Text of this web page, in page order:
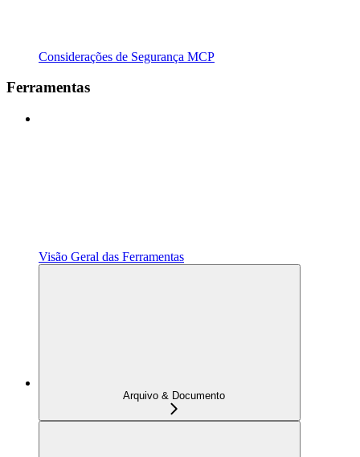
Considerações de Segurança MCP
Ferramentas
Visão Geral das Ferramentas
Arquivo & Documento